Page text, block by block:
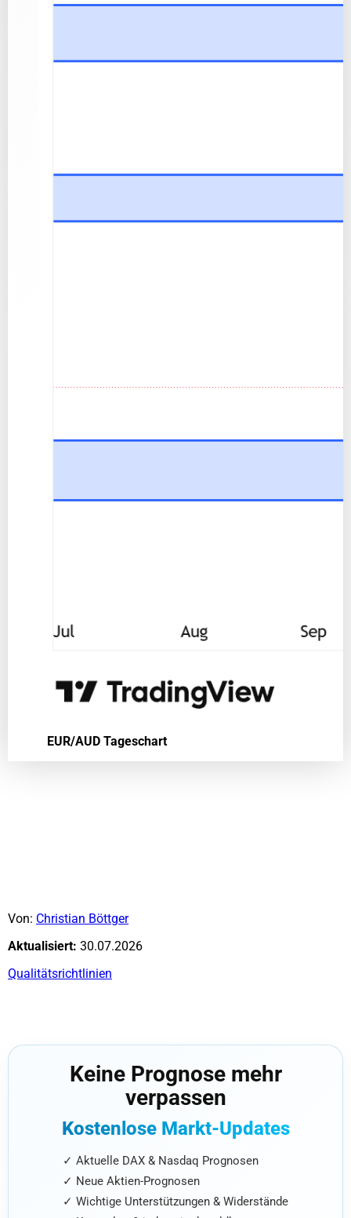
EUR/AUD Tageschart
Von: Christian Böttger
Aktualisiert: 30.07.2026
Qualitätsrichtlinien
Keine Prognose mehr
verpassen
Kostenlose Markt-Updates
✓ Aktuelle DAX & Nasdaq Prognosen
✓ Neue Aktien-Prognosen
✓ Wichtige Unterstützungen & Widerstände